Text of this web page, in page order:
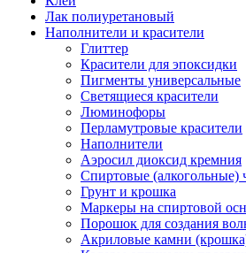
Лак полиуретановый
Наполнители и красители
Глиттер
Красители для эпоксидки
Пигменты универсальные
Светящиеся красители
Люминофоры
Перламутровые красители
Наполнители
Аэросил диоксид кремния
Спиртовые (алкогольные)
Грунт и крошка
Маркеры на спиртовой
Порошок для создания
Акриловые камни